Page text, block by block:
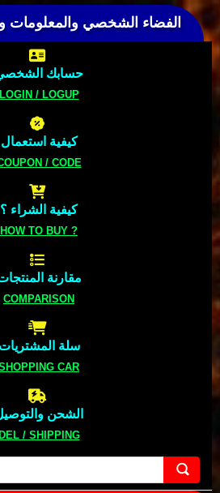
الفضاء الشخصي والمعلومات
حسابك
LOGIN / LOGUP
كيفية استعمال
/ CODE
كيفية الشراء ؟
HOW TO BUY ?
مقارنة
COMPARISON
سلة المشتريات
CAR
الشحن
DEL / SHIPPING